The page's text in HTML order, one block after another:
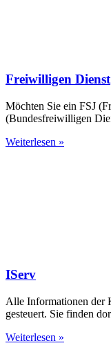
Freiwilligen Dienst
Möchten Sie ein FSJ
(Bundesfreiwilligen
Weiterlesen »
IServ
Alle Informationen der
gesteuert. Sie finden
Weiterlesen »